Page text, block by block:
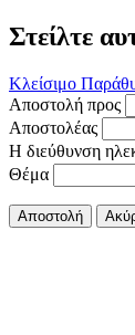
Στείλτε
Κλείσιμο
Αποστολή προς
Αποστολέας
Η διεύθυνση
Θέμα
Αποστολή